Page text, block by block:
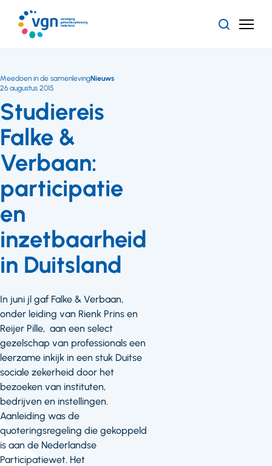
naar
hoofdinhoud
ZoekenMenu
Studiereis
Falke &
Verbaan:
participatie
en
inzetbaarheid
in Duitsland
Meedoen in de samenlevingNieuws
26 augustus 2015
In juni jl gaf Falke & Verbaan,
onder leiding van Rienk Prins en
Reijer Pille, aan een select
gezelschap van professionals een
leerzame inkijk in een stuk Duitse
sociale zekerheid door het
bezoeken van instituten,
bedrijven en instellingen.
Aanleiding was de
quoteringsregeling die gekoppeld
is aan de Nederlandse
Participatiewet. Het